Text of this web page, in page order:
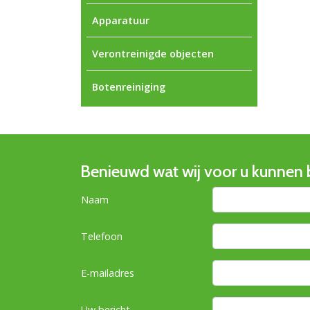
Apparatuur
Verontreinigde objecten
Botenreiniging
Benieuwd wat wij voor u kunnen
Naam
Telefoon
E-mailadres